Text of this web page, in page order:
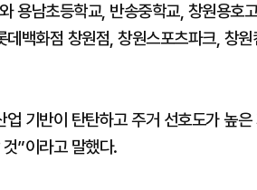
용남초등학교, 반송중학교, 창원용호
백화점 창원점, 창원스포츠파크, 창원
기반이 탄탄하고 주거 선호도가 높
”이라고 말했다.